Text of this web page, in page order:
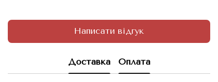
Написати відгук
Доставка Оплата